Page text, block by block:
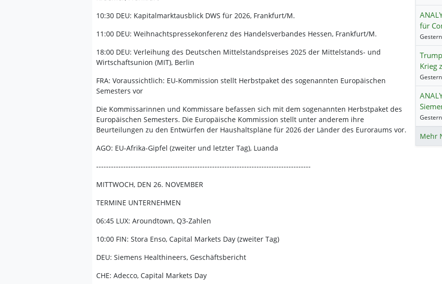
10:30 DEU: Kapitalmarktausblick DWS für 2026, Frankfurt/M.
11:00 DEU: Weihnachtspressekonferenz des Handelsverbandes Hessen, Frankfurt/M.
18:00 DEU: Verleihung des Deutschen Mittelstandspreises 2025 der Mittelstands- und
Wirtschaftsunion (MIT), Berlin
FRA: Voraussichtlich: EU-Kommission stellt Herbstpaket des sogenannten Europäischen
Semesters vor
Die Kommissarinnen und Kommissare befassen sich mit dem sogenannten Herbstpaket des
Europäischen Semesters. Die Europäische Kommission stellt unter anderem ihre
Beurteilungen zu den Entwürfen der Haushaltspläne für 2026 der Länder des Euroraums vor.
AGO: EU-Afrika-Gipfel (zweiter und letzter Tag), Luanda
---------------------------------------------------------------------------------------
MITTWOCH, DEN 26. NOVEMBER
TERMINE UNTERNEHMEN
06:45 LUX: Aroundtown, Q3-Zahlen
10:00 FIN: Stora Enso, Capital Markets Day (zweiter Tag)
DEU: Siemens Healthineers, Geschäftsbericht
CHE: Adecco, Capital Markets Day
für
Krieg
Mehr